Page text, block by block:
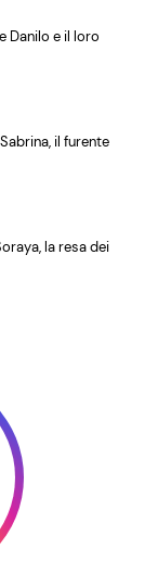
Danilo e il loro
il furente
la resa dei